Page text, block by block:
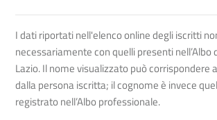
I dati riportati nell'elenco online degli iscritti
necessariamente con quelli presenti nell’Albo
Lazio. Il nome visualizzato può corrispondere
dalla persona iscritta; il cognome è invece
registrato nell’Albo professionale.